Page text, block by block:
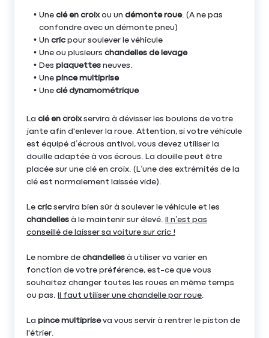
Une clé en croixou un démonte roue. (A ne pas
confondre avec un démonte pneu)
Un cricpour soulever le véhicule
Une ou plusieurs chandelles de levage
Des plaquettes neuves.
Une pince multiprise
Une clé dynamométrique
La clé en croixservira à dévisser les boulons de votre
jante afin d'enlever la roue. Attention, si votre véhicule
est équipé d’écrous antivol, vous devez utiliser la
douille adaptée à vos écrous. La douille peut être
placée sur une clé en croix. (L’une des extrémités de la
clé est normalement laissée vide).
Le cricservira bien sûr à soulever le véhicule et les
chandelles à le maintenir sur élevé. Il n’est pas
conseillé de laisser sa voiture sur cric !
Le nombre de chandelles à utiliser va varier en
fonction de votre préférence, est-ce que vous
souhaitez changer toutes les roues en même temps
ou pas. Il faut utiliser une chandelle par roue.
La pince multipriseva vous servir à rentrer le piston de
l'étrier.